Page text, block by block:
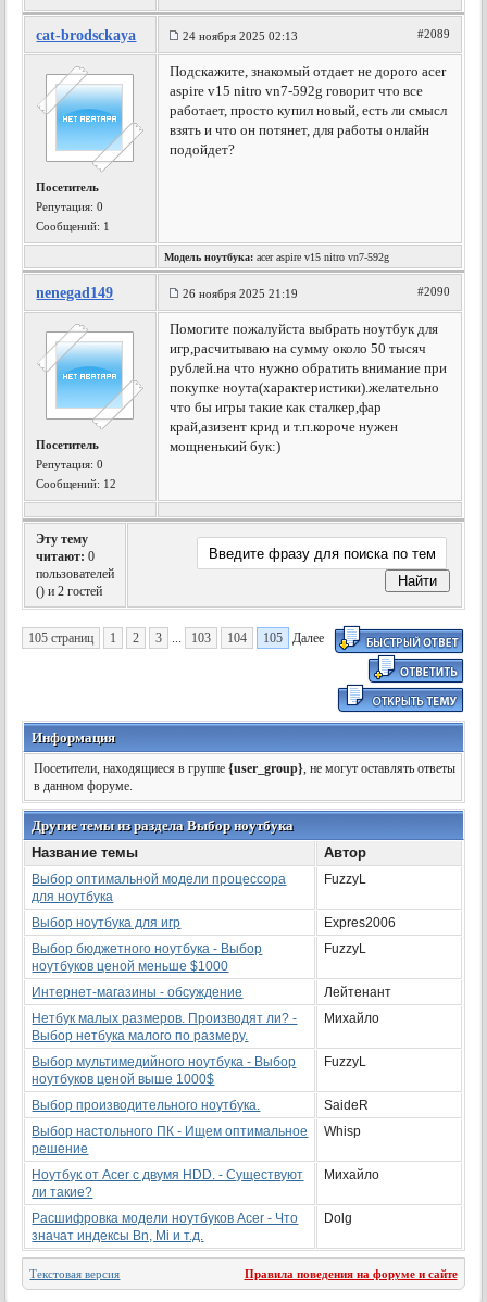
cat-brodsckaya 24 ноября 2025 02:13 #2089
Посетитель
Репутация:0
Сообщений: 1
Подскажите, знакомый отдает не дорого acer
aspire v15 nitro vn7-592g говорит что все
работает, просто купил новый, есть ли смысл
взять и что он потянет, для работы онлайн
подойдет?
Модель ноутбука: acer aspire v15 nitro vn7-592g
nenegad149 26 ноября 2025 21:19 #2090
Посетитель
Репутация:0
Сообщений: 12
Помогите пожалуйста выбрать ноутбук для
игр,расчитываю на сумму около 50 тысяч
рублей.на что нужно обратить внимание при
покупке ноута(характеристики).желательно
что бы игры такие как сталкер,фар
край,азизент крид и т.п.короче нужен
мощненький бук:)
Эту тему
читают: 0
пользователей
() и 2 гостей
105 страниц 1 2 3 ... 103 104 105 Далее
Информация
Посетители, находящиеся в группе{user_group}, не могут оставлять ответы
в данном форуме.
Другие темы из раздела Выбор ноутбука
Название темы
Автор
Выбор оптимальной модели процессора
для ноутбука
FuzzyL
Выбор ноутбука для игр
Expres2006
Выбор бюджетного ноутбука - Выбор
ноутбуков ценой меньше $1000
FuzzyL
Интернет-магазины - обсуждение
Лейтенант
Нетбук малых размеров. Производят ли? -
Выбор нетбука малого по размеру.
Михайло
Выбор мультимедийного ноутбука - Выбор
ноутбуков ценой выше 1000$
FuzzyL
Выбор производительного ноутбука.
SaideR
Выбор настольного ПК - Ищем оптимальное
решение
Whisp
Ноутбук от Acer с двумя HDD. - Существуют
ли такие?
Михайло
Расшифровка модели ноутбуков Acer - Что
значат индексы Bn, Mi и т.д.
Dolg
Текстовая версия Правила поведения на форуме и сайте